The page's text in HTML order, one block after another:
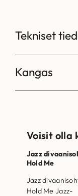
Tekniset
Kangas
Voisit olla
Jazz
Hold Me
Jazz
Hold Me Jazz-